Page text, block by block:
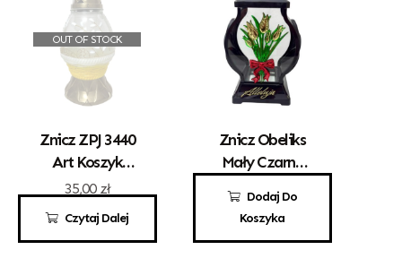
OUT OF STOCK
Czytaj Dalej
Znicz ZPJ 3440
Art Koszyk
Żółty
35,00 zł
Dodaj Do
Koszyka
Znicz Obeliks
Mały Czarny
68,00 zł